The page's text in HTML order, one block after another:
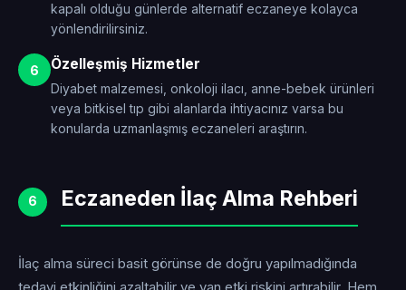
kapalı olduğu günlerde alternatif eczaneye kolayca
yönlendirilirsiniz.
6 Özelleşmiş Hizmetler
Diyabet malzemesi, onkoloji ilacı, anne-bebek ürünleri
veya bitkisel tıp gibi alanlarda ihtiyacınız varsa bu
konularda uzmanlaşmış eczaneleri araştırın.
6 Eczaneden İlaç Alma Rehberi
İlaç alma süreci basit görünse de doğru yapılmadığında